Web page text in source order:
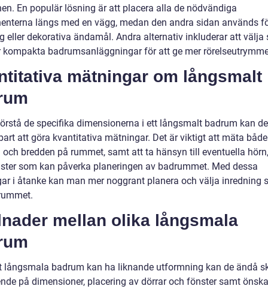
En populär lösning är att placera alla de nödvändiga
längs med en vägg, medan den andra sidan används
eller dekorativa ändamål. Andra alternativ inkluderar att välja
kompakta badrumsanläggningar för att ge mer
mätningar om långsmalt
de specifika dimensionerna i ett långsmalt badrum kan
att göra kvantitativa mätningar. Det är viktigt att mäta både
och bredden på rummet, samt att ta hänsyn till eventuella
som kan påverka planeringen av badrummet. Med dessa
i åtanke kan man mer noggrant planera och välja inredning
mellan olika långsmala
långsmala badrum kan ha liknande utformning kan de ändå
på dimensioner, placering av dörrar och fönster samt